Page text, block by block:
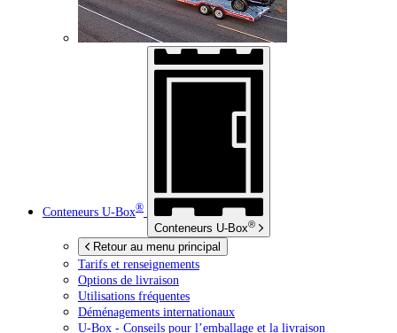
Conteneurs U-Box®
Conteneurs U-Box®
Retour au menu principal
Tarifs et renseignements
Options de livraison
Utilisations fréquentes
Déménagements internationaux
U-Box - Conseils pour l’emballage et la livraison